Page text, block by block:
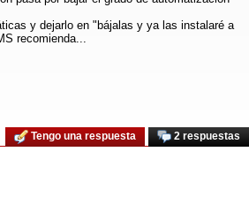
y dejarlo en "bájalas y ya las instalaré a
recomienda...
2 respuestas
Tengo una respuesta